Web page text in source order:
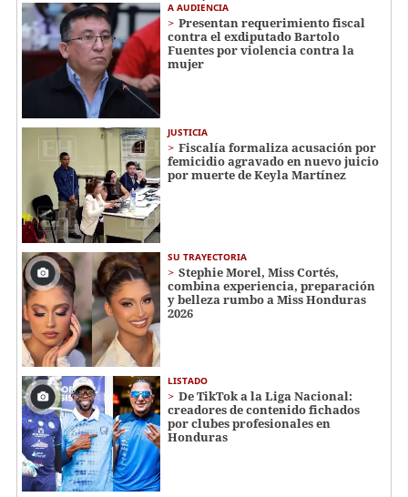
A AUDIENCIA
Presentan requerimiento fiscal
contra el exdiputado Bartolo
Fuentes por violencia contra la
mujer
JUSTICIA
Fiscalía formaliza acusación por
femicidio agravado en nuevo juicio
por muerte de Keyla Martínez
SU TRAYECTORIA
Stephie Morel, Miss Cortés,
combina experiencia, preparación
y belleza rumbo a Miss Honduras
2026
LISTADO
De TikTok a la Liga Nacional:
creadores de contenido fichados
por clubes profesionales en
Honduras